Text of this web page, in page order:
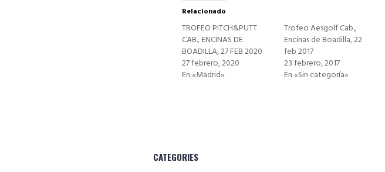
Relacionado
TROFEO PITCH&PUTT
CAB., ENCINAS DE
BOADILLA, 27 FEB 2020
27 febrero, 2020
En «Madrid»
Trofeo Aesgolf Cab.,
Encinas de Boadilla, 22
feb 2017
23 febrero, 2017
En «Sin categoría»
CATEGORIES